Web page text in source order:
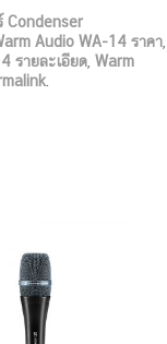
Condenser
Audio WA-14 ราคา
รายละเอียด Warm